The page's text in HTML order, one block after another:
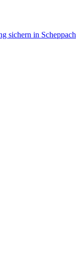
sichern in Scheppach